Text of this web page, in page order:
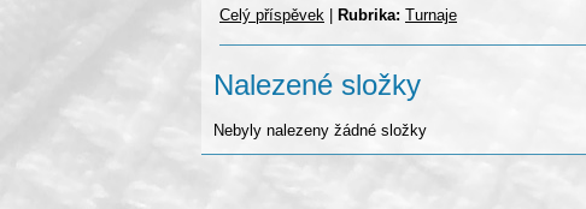
Celý příspěvek Rubrika: Turnaje
Nalezené složky
Nebyly nalezeny žádné složky